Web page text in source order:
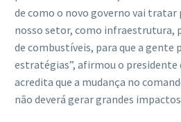
de como o novo governo vai tratar
nosso setor, como infraestrutura,
de combustíveis, para que a gente
estratégias”, afirmou o presidente
acredita que a mudança no
não deverá gerar grandes